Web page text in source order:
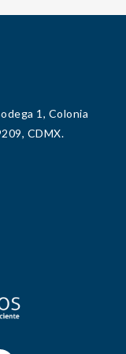
1, Colonia
CDMX.